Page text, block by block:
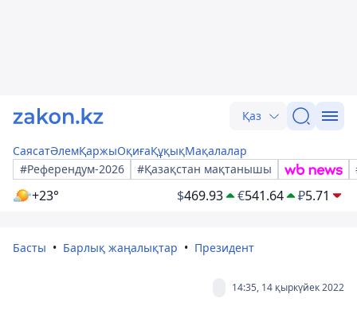
Қаз
СаясатӘлемҚаржыОқиғаҚұқықМақалалар
#Референдум-2026
#Қазақстан мақтанышы
+23° $469.93 €541.64 ₽5.71
Басты Барлық жаңалықтар Президент
14:35, 14 қыркүйек 2022